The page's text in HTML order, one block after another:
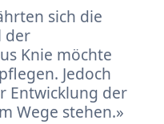
sich die
der
Knie möchte
Jedoch
Entwicklung der
Wege stehen.